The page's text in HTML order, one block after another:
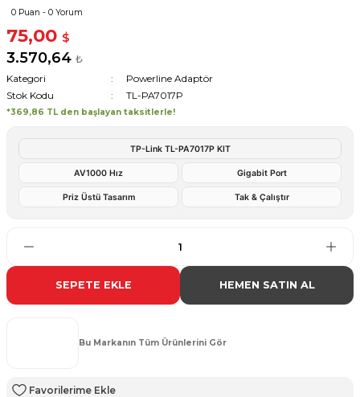
0 Puan - 0 Yorum
75,00 $
3.570,64 ₺
Kategori
Powerline Adaptör
Stok Kodu
TL-PA7017P
*369,86 TL den başlayan taksitlerle!
TP-Link TL-PA7017P KIT
AV1000 Hız Gigabit Port
Priz Üstü Tasarım Tak & Çalıştır
SEPETE EKLE HEMEN SATIN AL
Bu Markanın Tüm Ürünlerini Gör